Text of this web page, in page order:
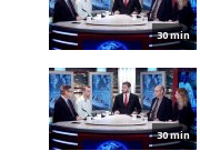
30 min
30 min